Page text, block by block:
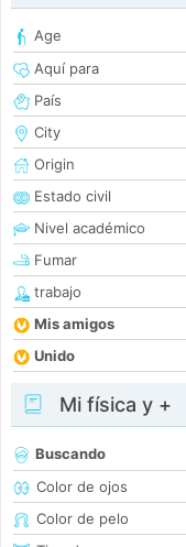
Age
Aquí para
País
City
Origin
Estado civil
Nivel académico
Fumar
trabajo
Mis amigos
Unido
Mi física y +
Buscando
Color de ojos
Color de pelo